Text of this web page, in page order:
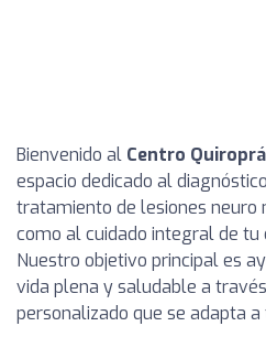
Bienvenido al Centro
espacio dedicado al
tratamiento de lesiones neuro
como al cuidado integral de
Nuestro objetivo principal es
vida plena y saludable a
personalizado que se adapta a